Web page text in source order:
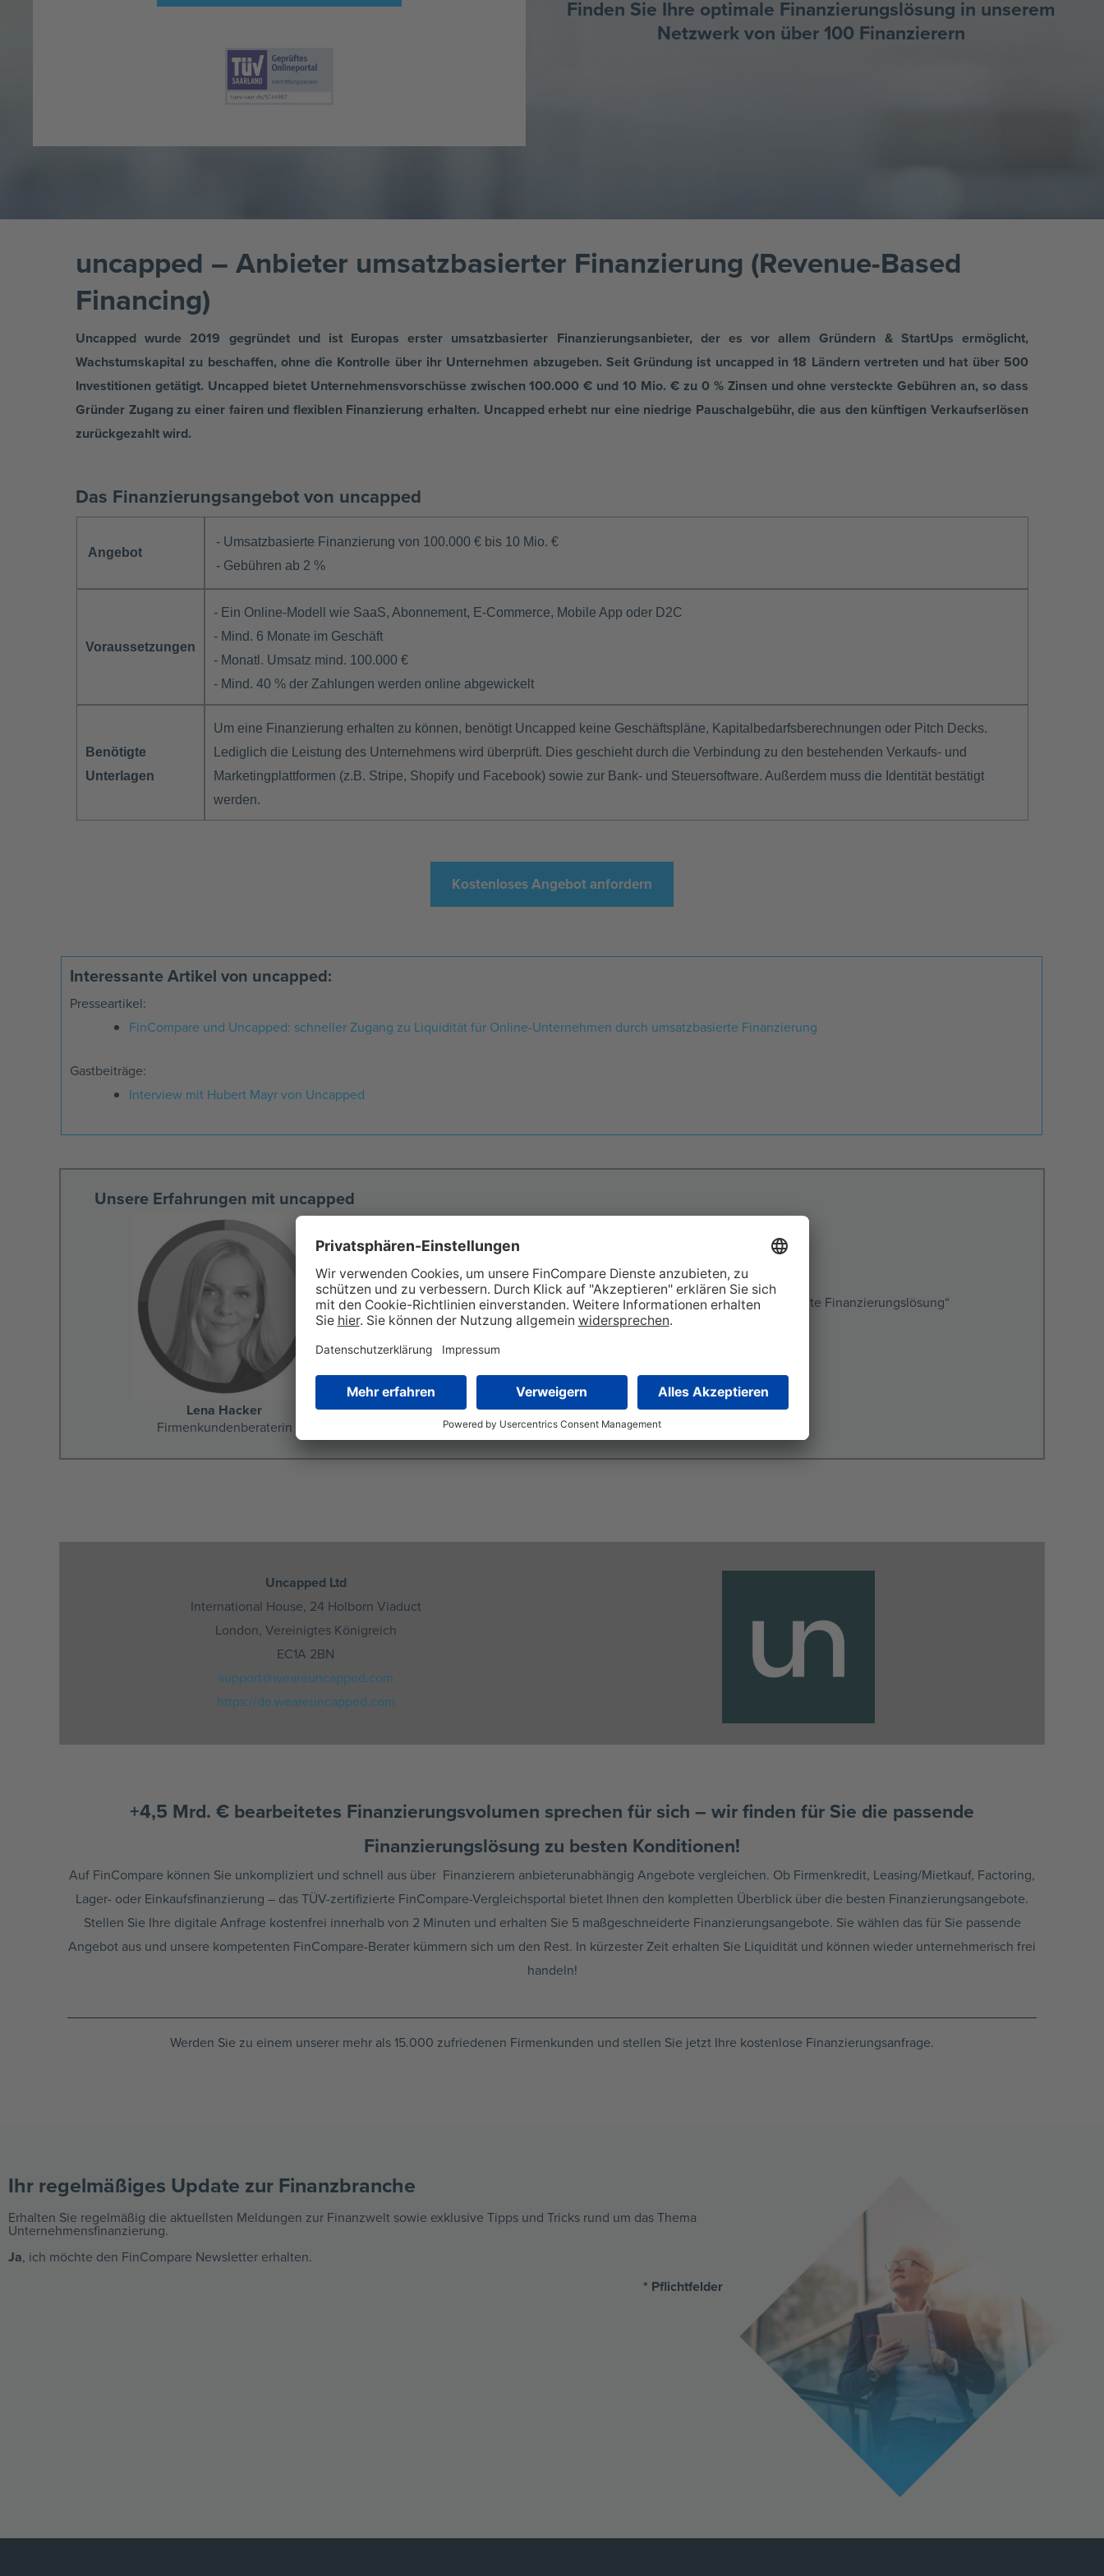
Finden Sie Ihre optimale Finanzierungslösung in unserem
Netzwerk von über 100 Finanzierern
uncapped – Anbieter umsatzbasierter Finanzierung (Revenue-Based
Financing)
Uncapped wurde 2019 gegründet und ist Europas erster umsatzbasierter Finanzierungsanbieter, der es vor allem Gründern & StartUps ermöglicht,
Wachstumskapital zu beschaffen, ohne die Kontrolle über ihr Unternehmen abzugeben. Seit Gründung ist uncapped in 18 Ländern vertreten und hat über 500
Investitionen getätigt. Uncapped bietet Unternehmensvorschüsse zwischen 100.000 € und 10 Mio. € zu 0 % Zinsen und ohne versteckte Gebühren an, so dass
Gründer Zugang zu einer fairen und flexiblen Finanzierung erhalten. Uncapped erhebt nur eine niedrige Pauschalgebühr, die aus den künftigen Verkaufserlösen
zurückgezahlt wird.
Das Finanzierungsangebot von uncapped
Angebot
- Umsatzbasierte Finanzierung von 100.000 € bis 10 Mio. €
- Gebühren ab 2 %
Voraussetzungen
- Ein Online-Modell wie SaaS, Abonnement, E-Commerce, Mobile App oder D2C
- Mind. 6 Monate im Geschäft
- Monatl. Umsatz mind. 100.000 €
- Mind. 40 % der Zahlungen werden online abgewickelt
Benötigte
Unterlagen
Um eine Finanzierung erhalten zu können, benötigt Uncapped keine Geschäftspläne, Kapitalbedarfsberechnungen oder Pitch Decks.
Lediglich die Leistung des Unternehmens wird überprüft. Dies geschieht durch die Verbindung zu den bestehenden Verkaufs- und
Marketingplattformen (z.B. Stripe, Shopify und Facebook) sowie zur Bank- und Steuersoftware. Außerdem muss die Identität bestätigt
werden.
Kostenloses Angebot anfordern
Interessante Artikel von uncapped:
Presseartikel:
FinCompare und Uncapped: schneller Zugang zu Liquidität für Online-Unternehmen durch umsatzbasierte Finanzierung
Gastbeiträge:
Interview mit Hubert Mayr von Uncapped
Unsere Erfahrungen mit uncapped
Lena Hacker
Firmenkundenberaterin
„Tolle Möglichkeit für Wachstumsunternehmen. Schnelle und transparente Finanzierungslösung“
Uncapped Ltd
International House, 24 Holborn Viaduct
London, Vereinigtes Königreich
EC1A 2BN
support@weareuncapped.com
https://de.weareuncapped.com
+4,5 Mrd. € bearbeitetes Finanzierungsvolumen sprechen für sich – wir finden für Sie die passende
Finanzierungslösung zu besten Konditionen!
Auf FinCompare können Sie unkompliziert und schnell aus über Finanzierern anbieterunabhängig Angebote vergleichen. Ob Firmenkredit, Leasing/Mietkauf, Factoring,
Lager- oder Einkaufsfinanzierung – das TÜV-zertifizierte FinCompare-Vergleichsportal bietet Ihnen den kompletten Überblick über die besten Finanzierungsangebote.
Stellen Sie Ihre digitale Anfrage kostenfrei innerhalb von 2 Minuten und erhalten Sie 5 maßgeschneiderte Finanzierungsangebote. Sie wählen das für Sie passende
Angebot aus und unsere kompetenten FinCompare-Berater kümmern sich um den Rest. In kürzester Zeit erhalten Sie Liquidität und können wieder unternehmerisch frei
handeln!
Werden Sie zu einem unserer mehr als 15.000 zufriedenen Firmenkunden und stellen Sie jetzt Ihre kostenlose Finanzierungsanfrage.
Ihr regelmäßiges Update zur Finanzbranche ​
Erhalten Sie regelmäßig die aktuellsten Meldungen zur Finanzwelt sowie exklusive Tipps und Tricks rund um das Thema
Unternehmensfinanzierung.
Ja, ich möchte den FinCompare Newsletter erhalten.
* Pflichtfelder